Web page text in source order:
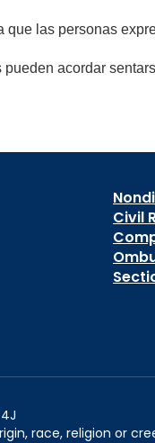
las personas
acordar
Civil
race, religion or